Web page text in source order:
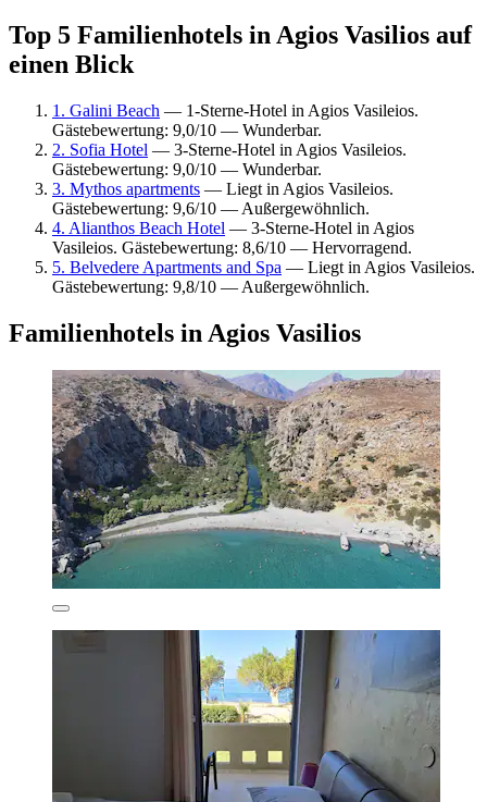
Top 5 Familienhotels in Agios Vasilios auf
einen Blick
1. Galini Beach — 1-Sterne-Hotel in Agios Vasileios.
Gästebewertung: 9,0/10 — Wunderbar.
2. Sofia Hotel — 3-Sterne-Hotel in Agios Vasileios.
Gästebewertung: 9,0/10 — Wunderbar.
3. Mythos apartments — Liegt in Agios Vasileios.
Gästebewertung: 9,6/10 — Außergewöhnlich.
4. Alianthos Beach Hotel — 3-Sterne-Hotel in Agios
Vasileios. Gästebewertung: 8,6/10 — Hervorragend.
5. Belvedere Apartments and Spa — Liegt in Agios Vasileios.
Gästebewertung: 9,8/10 — Außergewöhnlich.
Familienhotels in Agios Vasilios